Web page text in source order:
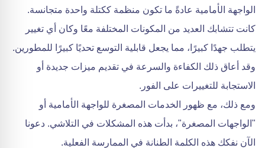
الواجهة الأمامية عادةً ما تكون منظمة ككتلة واحدة متجانسة.
كانت تتشابك العديد من المكونات المختلفة معًا وكان أي تغيير
يتطلب جهدًا كبيرًا، مما يجعل قابلية التوسع تحديًا كبيرًا للمطورين.
وقد أعاق ذلك الكفاءة والسرعة في تقديم ميزات جديدة أو
الاستجابة للتغييرات على الفور.
ومع ذلك، مع ظهور الخدمات المصغرة للواجهة الأمامية أو
"الواجهات المصغرة"، بدأت هذه المشكلات في التلاشي. دعونا
الآن نفكك هذه الكلمة الطنانة في الممارسة الفعلية.